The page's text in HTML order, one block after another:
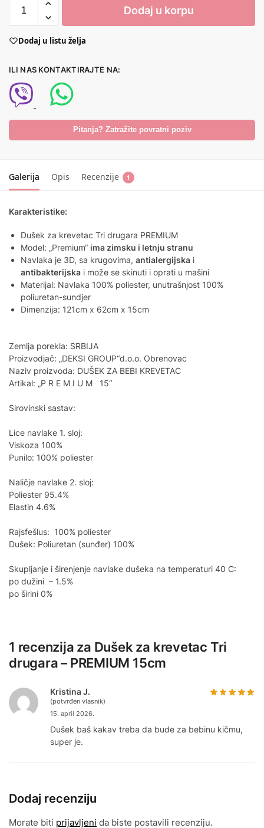
Dodaj u korpu
Dodaj u listu želja
ILI NAS KONTAKTIRAJTE NA:
Pitanja? Zatražite povratni poziv
Galerija Opis Recenzije 1
Karakteristike:
Dušek za krevetac Tri drugara PREMIUM
Model: „Premium“ ima zimsku i letnju stranu
Navlaka je 3D, sa krugovima, antialergijska i
antibakterijska i može se skinuti i oprati u mašini
Materijal: Navlaka 100% poliester, unutrašnjost 100%
poliuretan-sundjer
Dimenzija: 121cm x 62cm x 15cm
Zemlja porekla: SRBIJA
Proizvodjač: „DEKSI GROUP“d.o.o. Obrenovac
Naziv proizvoda: DUŠEK ZA BEBI KREVETAC
Artikal: „P R E M I U M 15“
Sirovinski sastav:
Lice navlake 1. sloj:
Viskoza 100%
Punilo: 100% poliester
Naličje navlake 2. sloj:
Poliester 95.4%
Elastin 4.6%
Rajsfešlus: 100% poliester
Dušek: Poliuretan (sunđer) 100%
Skupljanje i širenjenje navlake dušeka na temperaturi 40 C:
po dužini – 1.5%
po širini 0%
1 recenzija za Dušek za krevetac Tri
drugara – PREMIUM 15cm
Kristina J.
(potvrđen vlasnik)
15. april 2026.
Dušek baš kakav treba da bude za bebinu kičmu,
super je.
Dodaj recenziju
Morate biti prijavljeni da biste postavili recenziju.